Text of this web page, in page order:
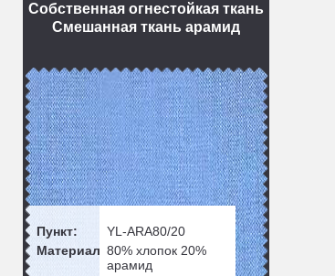
Собственная огнестойкая ткань
Смешанная ткань арамид
Пункт:
YL-ARA80/20
Материал: 80% хлопок 20%
арамид